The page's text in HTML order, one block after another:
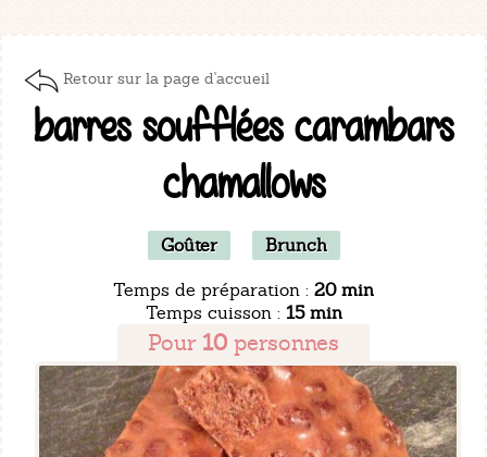
Retour sur la page d'accueil
barres soufflées carambars
chamallows
Goûter
Brunch
Temps de préparation : 20 min
Temps cuisson : 15 min
Pour 10 personnes